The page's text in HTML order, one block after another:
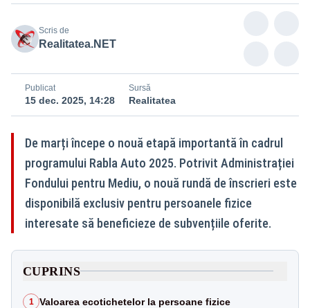
Scris de
Realitatea.NET
Publicat
15 dec. 2025, 14:28
Sursă
Realitatea
De marți începe o nouă etapă importantă în cadrul
programului Rabla Auto 2025. Potrivit Administrației
Fondului pentru Mediu, o nouă rundă de înscrieri este
disponibilă exclusiv pentru persoanele fizice
interesate să beneficieze de subvențiile oferite.
CUPRINS
1 Valoarea ecotichetelor la persoane fizice